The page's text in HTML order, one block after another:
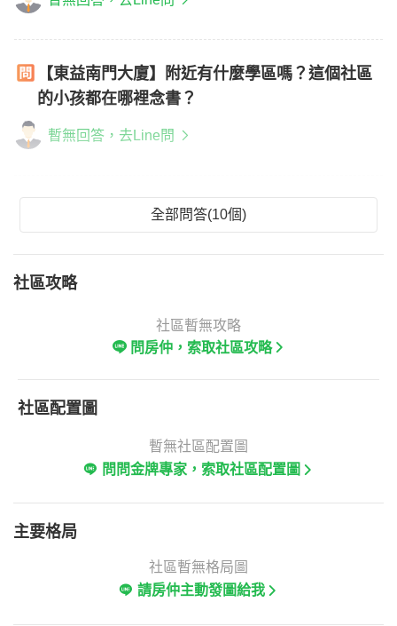
【東益南門大廈】附近有什麼學區嗎？這個社區
的小孩都在哪裡念書？
暫無回答，去Line問
全部問答(10個)
社區攻略
社區暫無攻略
問房仲，索取社區攻略
社區配置圖
暫無社區配置圖
問問金牌專家，索取社區配置圖
主要格局
社區暫無格局圖
請房仲主動發圖給我